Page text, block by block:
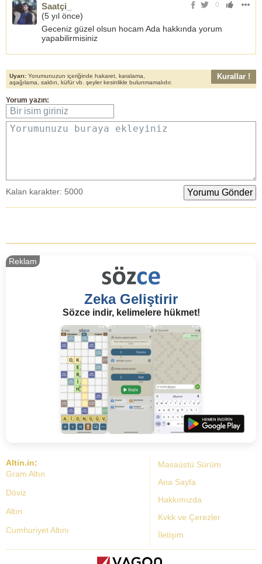
0
Saatçi_
(5 yıl önce)
Geceniz güzel olsun hocam Ada hakkında yorum
yapabilirmisiniz
Uyarı: Yorumunuzun içeriğinde hakaret, karalama,
aşağılama, saldırı, küfür vb. şeyler kesinlikle bulunmamalıdır.
Kurallar !
Yorum yazın:
Bir isim giriniz
Yorumunuzu buraya ekleyiniz
Kalan karakter: 5000
Zeka Geliştirir
Sözce indir, kelimelere hükmet!
Reklam
Masaüstü Sürüm
Ana Sayfa
Hakkımızda
Kvkk ve Çerezler
İletişim
Altin.in:
Gram Altın
Döviz
Altın
Cumhuriyet Altını
Dolar Kuru